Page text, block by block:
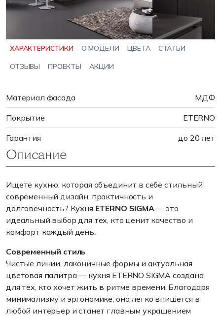
ХАРАКТЕРИСТИКИ О МОДЕЛИ ЦВЕТА СТАТЬИ
ОТЗЫВЫ ПРОЕКТЫ АКЦИИ
Материал фасада МДФ
Покрытие ETERNO
Гарантия до 20 лет
Описание
Ищете кухню, которая объединит в себе стильный
современный дизайн, практичность и
долговечность? Кухня ETERNO SIGMA— это
идеальный выбор для тех, кто ценит качество и
комфорт каждый день.
Современный стиль
Чистые линии, лаконичные формы и актуальная
цветовая палитра — кухня ETERNO SIGMA создана
для тех, кто хочет жить в ритме времени. Благодаря
минимализму и эргономике, она легко впишется в
любой интерьер и станет главным украшением